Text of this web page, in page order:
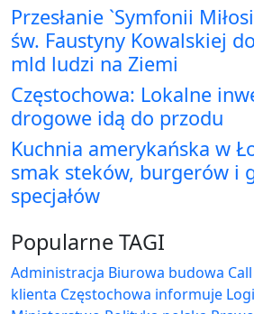
Przesłanie `Symfonii
św. Faustyny Kowalskiej
mld ludzi na Ziemi
Częstochowa: Lokalne
drogowe idą do przodu
Kuchnia amerykańska w
smak steków, burgerów i
specjałów
Popularne TAGI
Administracja Biurowa budowa
klienta Częstochowa informuje